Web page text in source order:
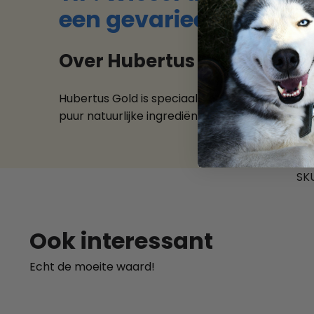
een gevarieerd en
Over Hubertus Gold –
Hubertus Gold is speciaal ontwikkeld voor
puur natuurlijke ingrediënten ondersteunen
Ook interessant
Echt de moeite waard!